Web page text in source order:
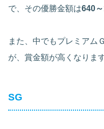
で、その優勝金額は640
また、中でもプレミアム
が、賞金額が高くなります
SG